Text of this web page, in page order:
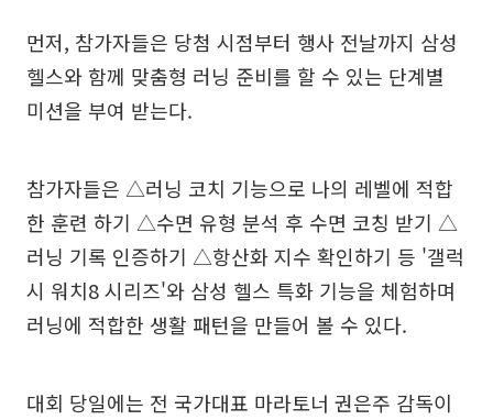
먼저, 참가자들은 당첨 시점부터 행사 전날까지 삼성
헬스와 함께 맞춤형 러닝 준비를 할 수 있는 단계별
미션을 부여 받는다.
참가자들은 △러닝 코치 기능으로 나의 레벨에 적합
한 훈련 하기 △수면 유형 분석 후 수면 코칭 받기 △
러닝 기록 인증하기 △항산화 지수 확인하기 등 '갤럭
시 워치8 시리즈'와 삼성 헬스 특화 기능을 체험하며
러닝에 적합한 생활 패턴을 만들어 볼 수 있다.
대회 당일에는 전 국가대표 마라토너 권은주 감독이